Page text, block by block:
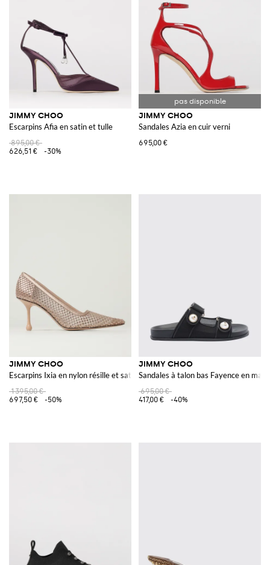
JIMMY CHOO
Escarpins Afia en satin et tulle
895,00 €
626,51 €
-30%
JIMMY CHOO
Sandales Azia en cuir verni
695,00 €
JIMMY CHOO
Escarpins Ixia en nylon résille et satin avec strass all-over
1 395,00 €
697,50 €
-50%
JIMMY CHOO
Sandales à talon bas Fayence en
695,00 €
417,00 €
-40%